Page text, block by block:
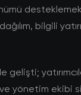
bilgili
yönetim ekibi